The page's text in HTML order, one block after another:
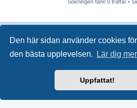
Den här sidan använder cookies
den bästa upplevelsen.
Lär dig mer
Uppfattat!
Sökningen fann 0 träffar •
Alla
Swedish translation byphpBB